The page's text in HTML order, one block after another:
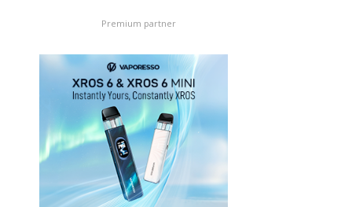
Premium partner